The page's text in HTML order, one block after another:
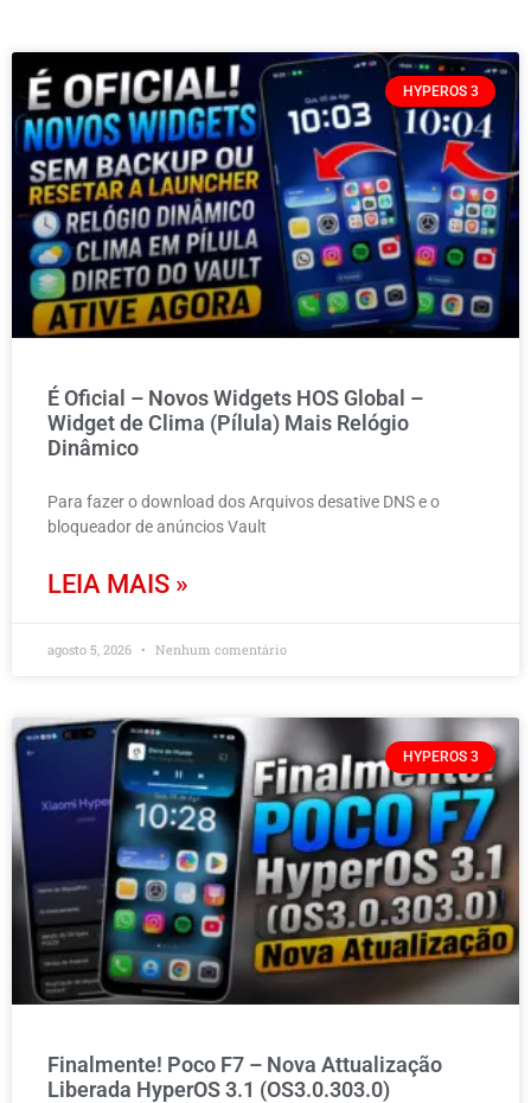
HYPEROS 3
É Oficial – Novos Widgets HOS Global –
Widget de Clima (Pílula) Mais Relógio
Dinâmico
Para fazer o download dos Arquivos desative DNS e o
bloqueador de anúncios Vault
LEIA MAIS »
agosto 5, 2026 Nenhum comentário
HYPEROS 3
Finalmente! Poco F7 – Nova Attualização
Liberada HyperOS 3.1 (OS3.0.303.0)